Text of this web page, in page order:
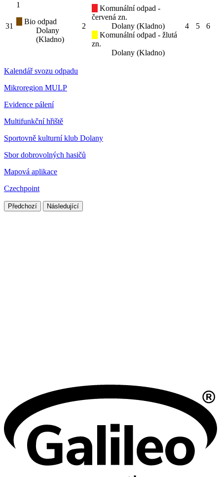
31
1
Bio odpad
Dolany
(Kladno)
2
Komunální odpad -
červená zn.
Dolany (Kladno)
Komunální odpad - žlutá
zn.
Dolany (Kladno)
4 5 6
Kalendář svozu odpadu
Mikroregion MULP
Evidence pálení
Multifunkční hřiště
Sportovně kulturní klub Dolany
Sbor dobrovolných hasičů
Mapová aplikace
Czechpoint
Předchozí Následující